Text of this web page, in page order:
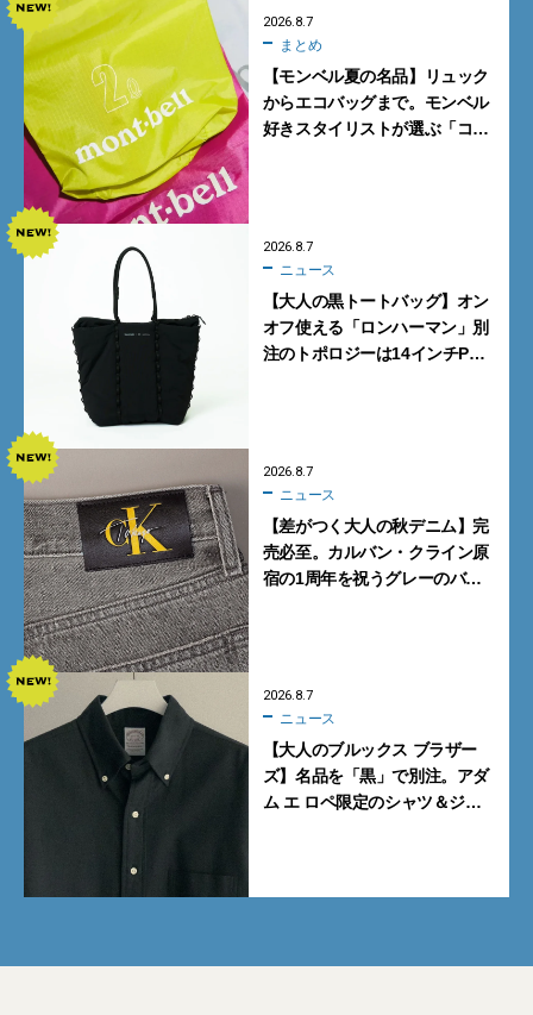
2026.8.7
まとめ
【モンベル夏の名品】リュック
からエコバッグまで。モンベル
好きスタイリストが選ぶ「コス
2026.8.7
ニュース
【大人の黒トートバッグ】オン
オフ使える「ロンハーマン」別
注のトポロジーは14インチPC
2026.8.7
ニュース
【差がつく大人の秋デニム】完
売必至。カルバン・クライン原
宿の1周年を祝うグレーのバ
2026.8.7
ニュース
【大人のブルックス ブラザー
ズ】名品を「黒」で別注。アダ
ム エ ロペ限定のシャツ＆ジャ